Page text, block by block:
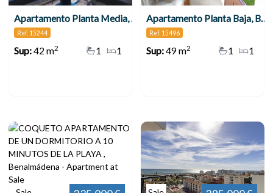
Apartamento Planta Media, Benalmadena Costa
Ref. 15244
Sup:42 m2 1
1
Apartamento Planta Baja, Benalmadena
Ref. 15496
Sup:49 m2 1
1